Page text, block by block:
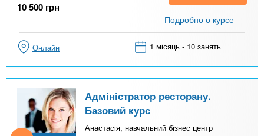
10 500 грн
Подробно о курсе
Онлайн 1 місяць - 10 занять
Адміністратор ресторану.
Базовий курс
Анастасія, навчальний бізнес центр